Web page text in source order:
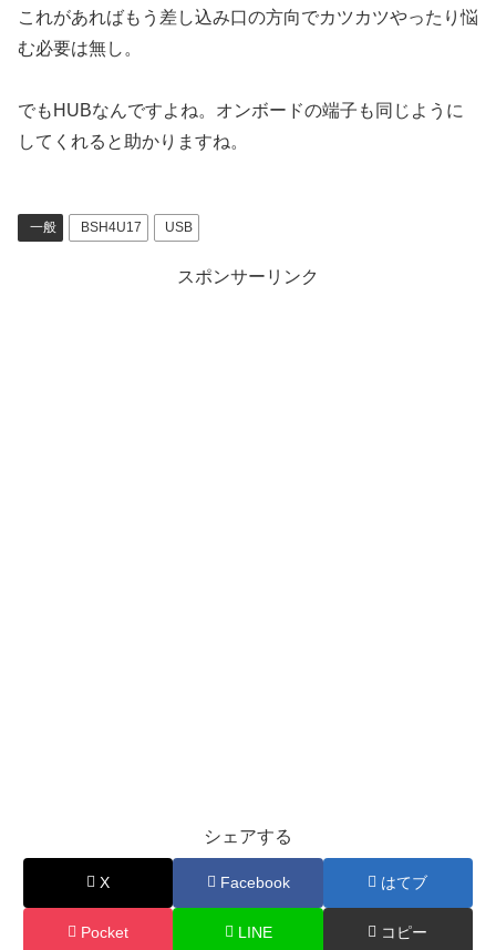
これがあればもう差し込み口の方向でカツカツやったり悩
む必要は無し。
でもHUBなんですよね。オンボードの端子も同じように
してくれると助かりますね。
一般 BSH4U17 USB
スポンサーリンク
シェアする
X Facebook はてブ
Pocket LINE コピー